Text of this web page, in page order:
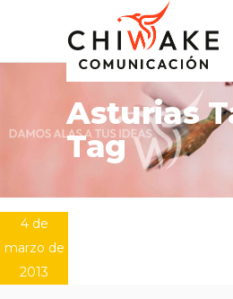
Asturias
Tag
4 de
marzo de
2013